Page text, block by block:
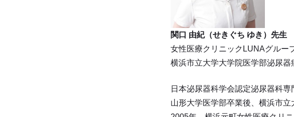
関口 由紀（せきぐち ゆき）先生
女性医療クリニックLUNAグルー
横浜市立大学大学院医学部泌尿器
日本泌尿器科学会認定泌尿器科
山形大学医学部卒業後、横浜市立